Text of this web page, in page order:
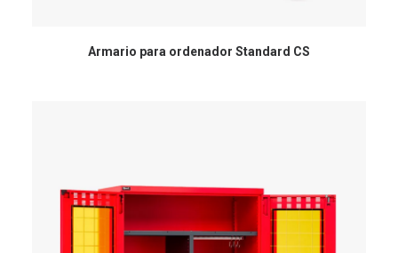
Armario para ordenador Standard CS